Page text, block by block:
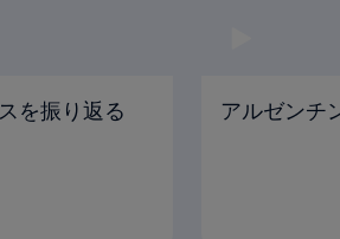
を振り返る アルゼンチ